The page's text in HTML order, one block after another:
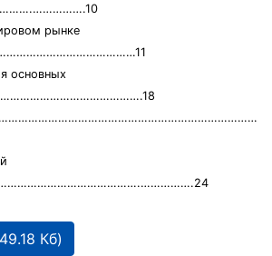
рынке
основных
Кб)